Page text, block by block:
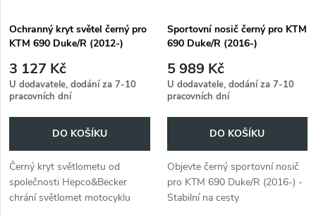
p
r
o
d
u
s
p
r
o
d
u
Ochranný kryt světel černý pro
KTM 690 Duke/R (2012-)
3 127 Kč
U dodavatele, dodání za 7-10
pracovních dní
DO KOŠÍKU
Černý kryt světlometu od
společnosti Hepco&Becker
chrání světlomet motocyklu
Sportovní nosič černý pro KTM
690 Duke/R (2016-)
5 989 Kč
U dodavatele, dodání za 7-10
pracovních dní
DO KOŠÍKU
Objevte černý sportovní nosič
pro KTM 690 Duke/R (2016-) -
Stabilní na cesty